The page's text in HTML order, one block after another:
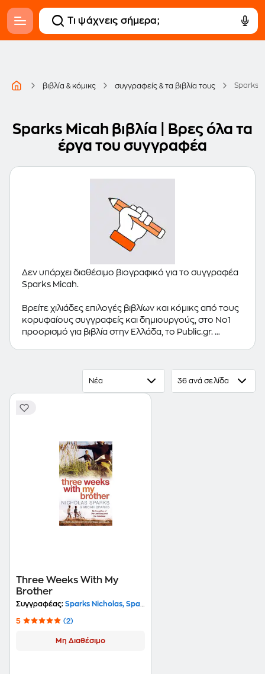
βιβλία & κόμικς συγγραφείς & τα βιβλία τους Sparks
Sparks Micah βιβλία | Βρες όλα τα
έργα του συγγραφέα
Δεν υπάρχει διαθέσιμο βιογραφικό για το συγγραφέα
Sparks Micah.
Βρείτε χιλιάδες επιλογές βιβλίων και κόμικς από τους
κορυφαίους συγγραφείς και δημιουργούς, στο Νο1
προορισμό για βιβλία στην Ελλάδα, το Public.gr.
Ξενόγλωσσα Βιβλία,Κόμικς
Νέα 36 ανά σελίδα
Three Weeks With My
Brother
Συγγραφέας: Sparks Nicholas, Sparks Micah
5 (2)
Μη Διαθέσιμο